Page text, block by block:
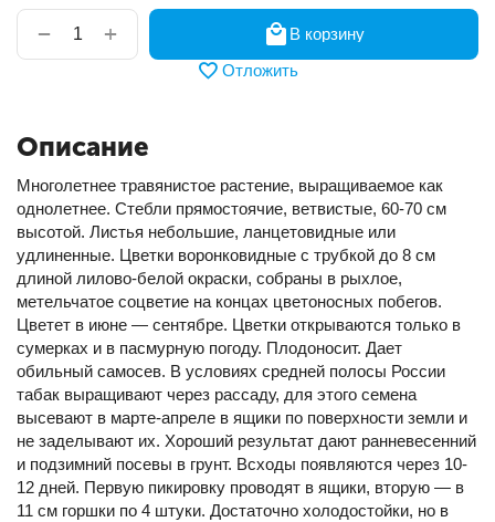
+
−
В корзину
Отложить
Описание
Многолетнее травянистое растение, выращиваемое как
однолетнее. Стебли прямостоячие, ветвистые, 60-70 см
высотой. Листья небольшие, ланцетовидные или
удлиненные. Цветки воронковидные с трубкой до 8 см
длиной лилово-белой окраски, собраны в рыхлое,
метельчатое соцветие на концах цветоносных побегов.
Цветет в июне — сентябре. Цветки открываются только в
сумерках и в пасмурную погоду. Плодоносит. Дает
обильный самосев. В условиях средней полосы России
табак выращивают через рассаду, для этого семена
высевают в марте-апреле в ящики по поверхности земли и
не заделывают их. Хороший результат дают ранневесенний
и подзимний посевы в грунт. Всходы появляются через 10-
12 дней. Первую пикировку проводят в ящики, вторую — в
11 см горшки по 4 штуки. Достаточно холодостойки, но в